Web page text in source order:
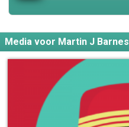
Media voor Martin J Barnes